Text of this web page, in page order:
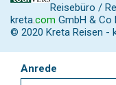
Reisebüro /
kreta.com GmbH & Co
© 2020 Kreta Reisen -
Anrede